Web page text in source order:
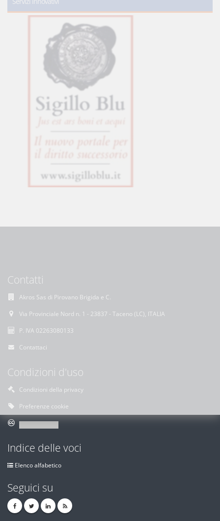
Contatti
Akros Sas di Pirovano Brigida e C.
Via Provinciale Nord n. 1 - 23837 - Taceno (LC), ITALIA
P. IVA 02263080133
Contattaci
Condizioni d'uso
Condizioni della privacy
Preferenze cookie
Indice delle voci
Elenco alfabetico
Seguici su